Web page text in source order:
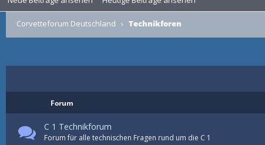
Corvetteforum Deutschland › Technikforen
Forum
C 1 Technikforum
Forum für alle technischen Fragen rund um die C 1